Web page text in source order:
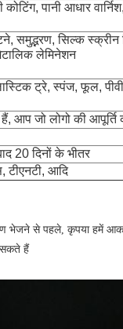
पानी आधार वार्निश,
समुद्भरण, सिल्क स्क्रीन
लेमिनेशन
ट्रे, स्पंज, फूल,
आप जो लोगो की आपूर्ति
20 दिनों के भीतर
टीएनटी, आदि
भेजने से पहले, कृपया हमें
सकते हैं